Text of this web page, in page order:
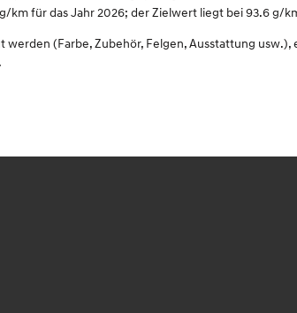
km für das Jahr 2026; der Zielwert liegt bei 93.6 g/
(Farbe, Zubehör, Felgen, Ausstattung